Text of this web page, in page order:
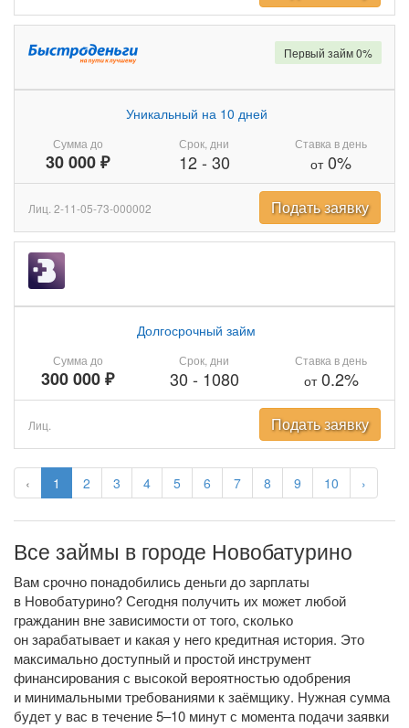
‹ 1 2 3 4 5 6 7 8 9 10 ›
Сумма до
30 000 ₽
Уникальный на 10 дней
Срок, дни
12- 30
Ставка в день
от0%
Первый займ 0%
Лиц. 2-11-05-73-000002 Подать заявку
Сумма до
300 000 ₽
Долгосрочный займ
Срок, дни
30 - 1080
Ставка в день
от0.2%
Лиц. Подать заявку
Все займы в городе Новобатурино
Вам срочно понадобились деньги до зарплаты
в Новобатурино? Сегодня получить их может любой
гражданин вне зависимости от того, сколько
он зарабатывает и какая у него кредитная история. Это
максимально доступный и простой инструмент
финансирования с высокой вероятностью одобрения
и минимальными требованиями к заёмщику. Нужная сумма
будет у вас в течение 5–10 минут с момента подачи заявки